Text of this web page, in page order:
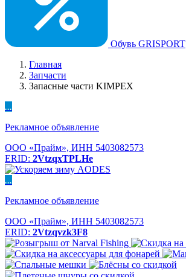
Обувь GRISPORT
Главная
Запчасти
Запасные части KIMPEX
...
Рекламное объявление
ООО «Прайм», ИНН 5403082573
ERID: 2VtzqxTPLHe
...
Рекламное объявление
ООО «Прайм», ИНН 5403082573
ERID: 2Vtzqvzk3F8